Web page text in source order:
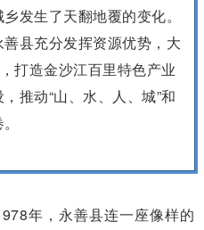
发生了天翻地覆的变化。
县充分发挥资源优势，大
打造金沙江百里特色产业
推动“山、水、人、城”和
年，永善县连一座像样的